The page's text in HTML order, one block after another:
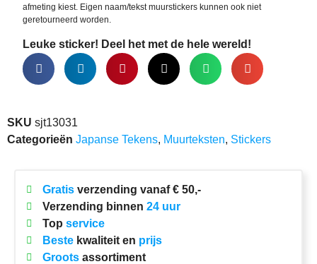
afmeting kiest. Eigen naam/tekst muurstickers kunnen ook niet
geretourneerd worden.
Leuke sticker! Deel het met de hele wereld!
SKU sjt13031
Categorieën Japanse Tekens, Muurteksten, Stickers
Gratisverzending vanaf € 50,-
Verzending binnen 24 uur
Top service
Bestekwaliteit en prijs
Grootsassortiment